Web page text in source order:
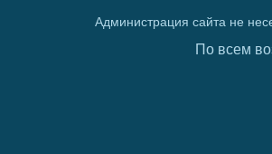
Администрация сайта не
По всем